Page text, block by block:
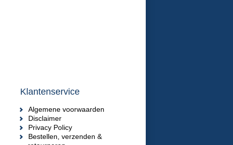
Klantenservice
Algemene voorwaarden
Disclaimer
Privacy Policy
Bestellen, verzenden &